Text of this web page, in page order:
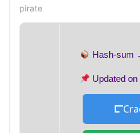
pirate
Hash-
Updated on